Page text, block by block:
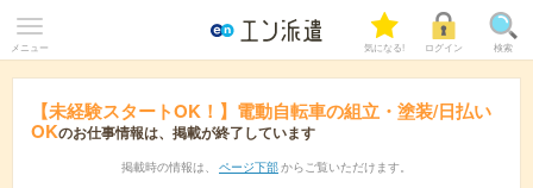
メニュー 気になる! ログイン 検索
【未経験スタートOK！】電動自転車の組立・塗装/日払い
OKのお仕事情報は、掲載が終了しています
掲載時の情報は、 ページ下部 からご覧いただけます。